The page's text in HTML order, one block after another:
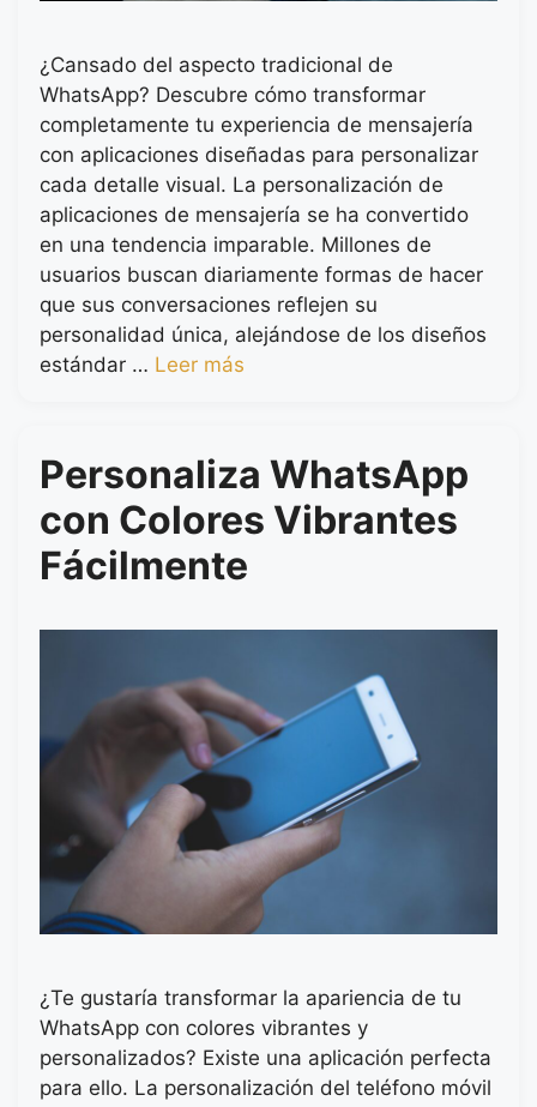
¿Cansado del aspecto tradicional de
WhatsApp? Descubre cómo transformar
completamente tu experiencia de mensajería
con aplicaciones diseñadas para personalizar
cada detalle visual. La personalización de
aplicaciones de mensajería se ha convertido
en una tendencia imparable. Millones de
usuarios buscan diariamente formas de hacer
que sus conversaciones reflejen su
personalidad única, alejándose de los diseños
estándar … Leer más
Personaliza WhatsApp
con Colores Vibrantes
Fácilmente
¿Te gustaría transformar la apariencia de tu
WhatsApp con colores vibrantes y
personalizados? Existe una aplicación perfecta
para ello. La personalización del teléfono móvil